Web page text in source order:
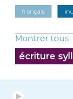
français
Montrer tous
écriture